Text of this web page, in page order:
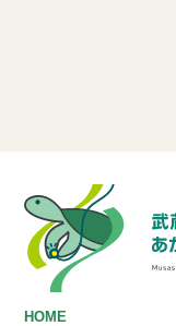
HOME